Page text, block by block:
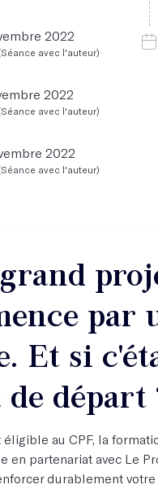
2022
avec l'auteur)
2022
avec l'auteur)
2022
avec l'auteur)
par
Et si
départ
au CPF, la
en partenariat avec Le
durablement